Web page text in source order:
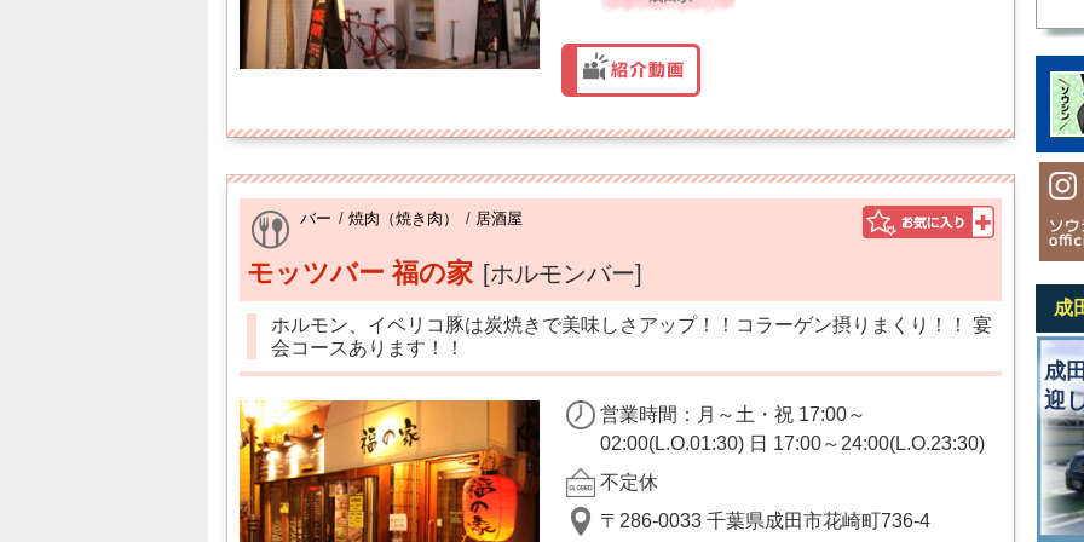
バー / 焼肉（焼き肉） / 居酒屋
モッツバー 福の家 [ホルモンバー]
ホルモン、イベリコ豚は炭焼きで美味しさアップ！！コラーゲン摂りまくり！！ 宴
会コースあります！！
営業時間：月～土・祝 17:00～
02:00(L.O.01:30) 日 17:00～24:00(L.O.23:30)
不定休
〒286-0033 千葉県成田市花崎町736-4
成
成
迎